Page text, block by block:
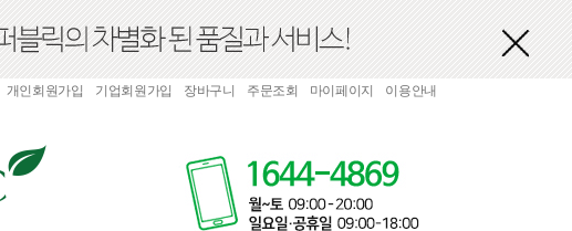
개인회원가입 기업회원가입 장바구니 주문조회 마이페이지 이용안내